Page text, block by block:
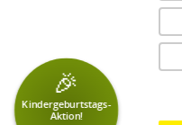
🎉
Kindergeburtstags-
Aktion!